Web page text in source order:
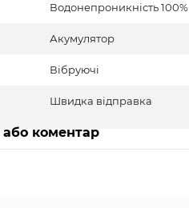
Водонепроникність 100%
Акумулятор
Вібруючі
Швидка відправка
або коментар